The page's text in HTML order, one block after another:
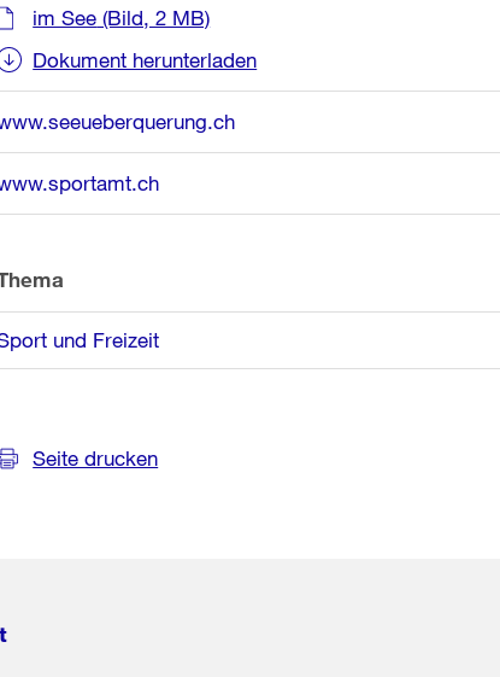
im See (Bild, 2 MB)
Dokument herunterladen
und Freizeit
Seite drucken